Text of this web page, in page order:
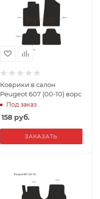
Коврики в салон
Peugeot 607 (00-10) ворс
Под заказ
158руб.
ЗАКАЗАТЬ